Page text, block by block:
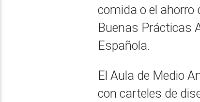
comida o el ahorro
Buenas Prácticas
Española.
El Aula de Medio
con carteles de